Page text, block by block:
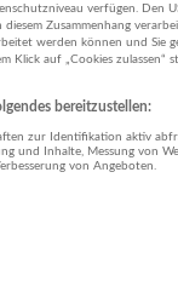
Ingenieurwesen
verfügen. Den
Zusammenhang
werden können und Sie
Klick auf „Cookies zulassen“
bereitzustellen:
zur Identifikation aktiv
und Inhalte, Messung von
von Angeboten.